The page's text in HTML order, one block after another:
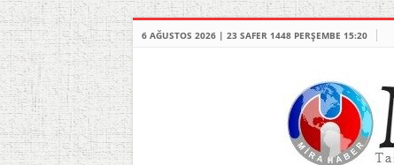
6 AĞUSTOS 2026 | 23 SAFER 1448 PERŞEMBE 15:20